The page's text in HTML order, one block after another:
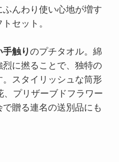
んわり使い心地が増す
セット。
触りのプチタオル。綿
に撚ることで、独特の
スタイリッシュな筒形
、プリザーブドフラワー
贈る連名の送別品にも